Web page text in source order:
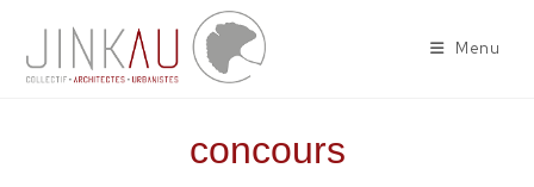
Menu
concours